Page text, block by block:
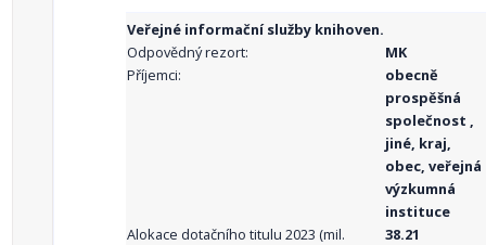
Veřejné informační služby knihoven.
Odpovědný rezort:
MK
Příjemci:
obecně
prospěšná
společnost ,
jiné, kraj,
obec, veřejná
výzkumná
instituce
Alokace dotačního titulu 2023 (mil.
38.21